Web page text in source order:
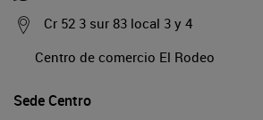
Cr 52 3 sur 83 local 3 y 4
Centro de comercio El Rodeo
Sede Centro